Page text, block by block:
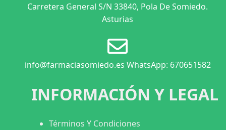
Carretera General S/N 33840, Pola De Somiedo.
Asturias
info@farmaciasomiedo.es WhatsApp: 670651582
INFORMACIÓN Y LEGAL
Términos Y Condiciones